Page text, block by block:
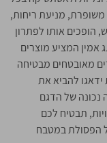
משופרת, מניעת ריחות,
הופכים אותו לפתרון
אמין המציע מוצרים
מאובטחים מבטיחה
ידאגו להביא את
נכונה של הדגם
תבטיח לכם
הפסולת במטבח